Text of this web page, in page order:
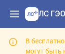
ЛС
В
могут быть